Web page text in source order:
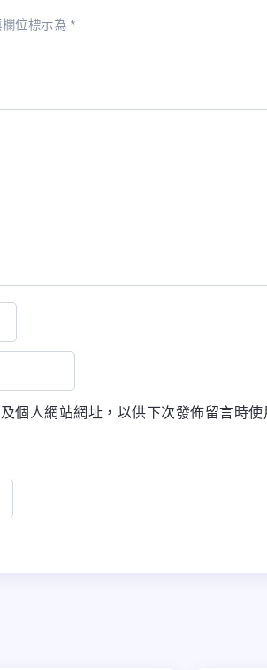
位標示為 *
個人網站網址，以供下次發佈留言時使